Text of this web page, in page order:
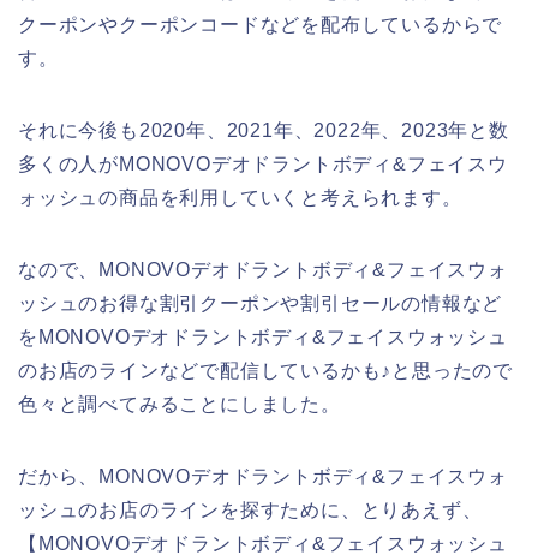
クーポンやクーポンコードなどを配布しているからで
す。
それに今後も2020年、2021年、2022年、2023年と数
多くの人がMONOVOデオドラントボディ&フェイスウ
ォッシュの商品を利用していくと考えられます。
なので、MONOVOデオドラントボディ&フェイスウォ
ッシュのお得な割引クーポンや割引セールの情報など
をMONOVOデオドラントボディ&フェイスウォッシュ
のお店のラインなどで配信しているかも♪と思ったので
色々と調べてみることにしました。
だから、MONOVOデオドラントボディ&フェイスウォ
ッシュのお店のラインを探すために、とりあえず、
【MONOVOデオドラントボディ&フェイスウォッシュ